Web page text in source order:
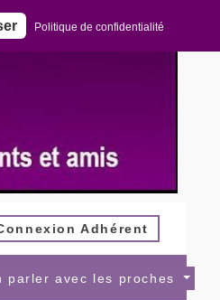
Adhérent
parler avec les proches
Politique de confidentialité